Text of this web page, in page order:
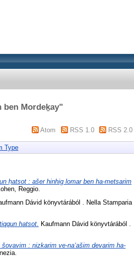
ben Mordeḵay"
Atom RSS 1.0 RSS 2.0
Type
ḥatsot : ašer hinhig lomar ben ha-metsarim
Reggio.
Dávid könyvtárából . Nella Stamparia
hatsot. Kaufmann Dávid könyvtárából .
: nizkarim ve-naʻašim devarim ha-